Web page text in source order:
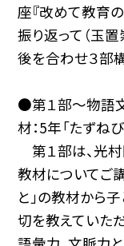
座『改めて教育
振り返って（玉
後を合わせ３部
●第１部～物語
材：5年「たずね
第１部は、光
教材についてご
と」の教材から
切を教えていた